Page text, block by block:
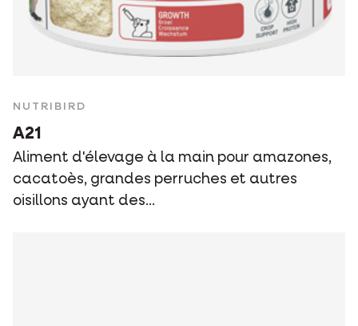
NUTRIBIRD
A21
Aliment d'élevage à la main pour amazones,
cacatoès, grandes perruches et autres
oisillons ayant des...